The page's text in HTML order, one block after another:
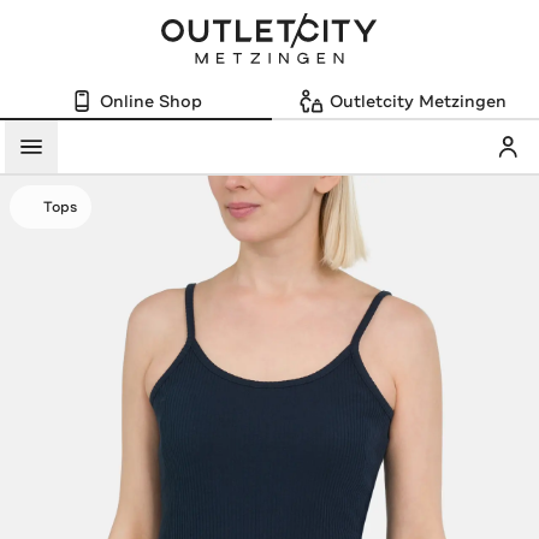
Online Shop Outletcity Metzingen
Menü
Tops